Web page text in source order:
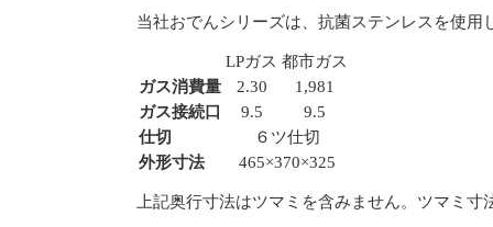
当社おでんシリーズは、抗菌ステンレスを使用
LPガス 都市ガス
ガス消費量
2.30
1,981
ガス接続口
9.5
9.5
仕切
６ツ仕切
外形寸法
465×370×325
上記奥行寸法はツマミを含みません。ツマミ寸